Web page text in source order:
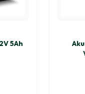
5Ah